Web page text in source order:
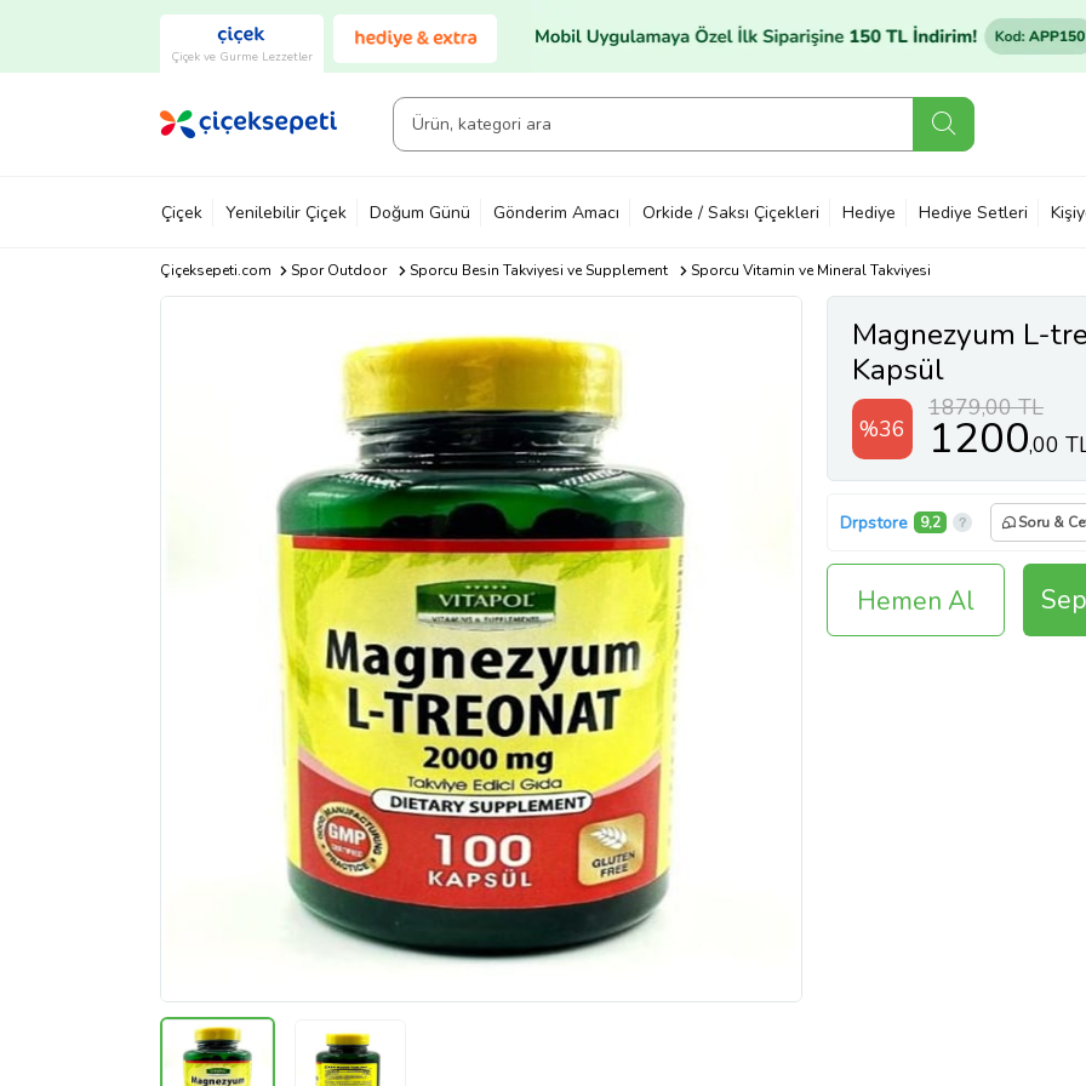
Çiçek ve Gurme Lezzetler
Çiçek Yenilebilir Çiçek Doğum Günü Gönderim Amacı Orkide / Saksı Çiçekleri Hediye Hediye Setleri
Çiçeksepeti.com Spor Outdoor Sporcu Besin Takviyesi ve Supplement Sporcu Vitamin ve Mineral Takviyesi
Magnezyum L-
Kapsül
%36
1879,00 TL
1200,00
Drpstore 9,2 Soru &
Hemen Al